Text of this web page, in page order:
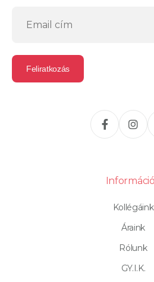
Kollégáink
Áraink
Rólunk
GY.I.K.